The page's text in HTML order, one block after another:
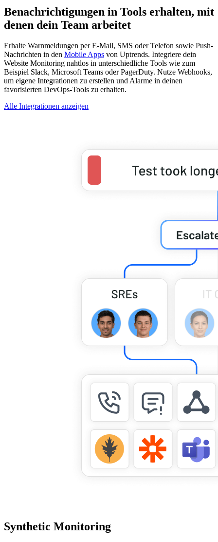
Benachrichtigungen in Tools erhalten, mit
denen dein Team arbeitet
Erhalte Warnmeldungen per E-Mail, SMS oder Telefon sowie Push-
Nachrichten in den Mobile Apps von Uptrends. Integriere dein
Website Monitoring nahtlos in unterschiedliche Tools wie zum
Beispiel Slack, Microsoft Teams oder PagerDuty. Nutze Webhooks,
um eigene Integrationen zu erstellen und Alarme in deinen
favorisierten DevOps-Tools zu erhalten.
Alle Integrationen anzeigen
Synthetic Monitoring